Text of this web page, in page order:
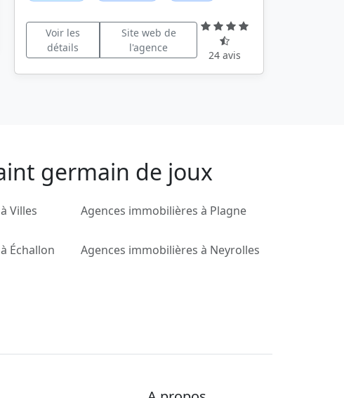
Voir les
détails
Site web de
l'agence
24 avis
germain de joux
Villes Agences immobilières à Plagne
Échallon Agences immobilières à Neyrolles